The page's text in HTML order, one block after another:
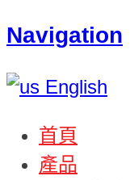
Navigation
English
首頁
產品